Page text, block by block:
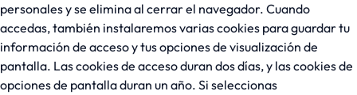
personales y se elimina al cerrar el navegador. Cuando
accedas, también instalaremos varias cookies para guardar tu
información de acceso y tus opciones de visualización de
pantalla. Las cookies de acceso duran dos días, y las cookies de
opciones de pantalla duran un año. Si seleccionas